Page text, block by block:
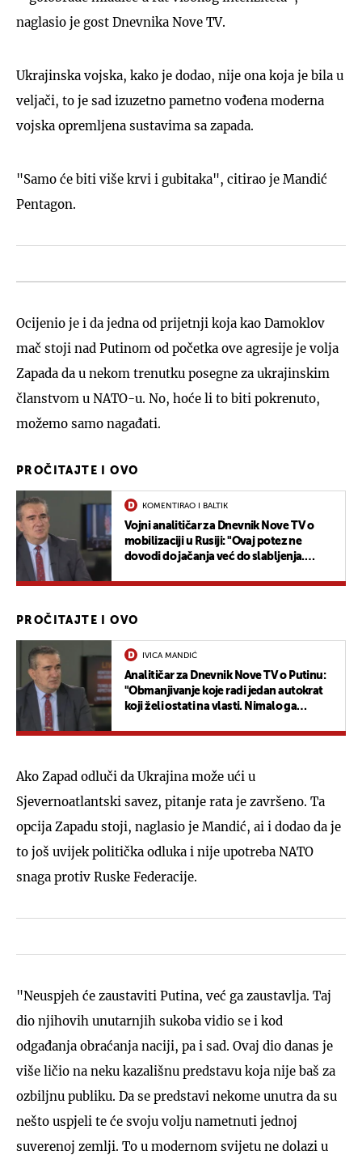
naglasio je gost Dnevnika Nove TV.
Ukrajinska vojska, kako je dodao, nije ona koja je bila u
veljači, to je sad izuzetno pametno vođena moderna
vojska opremljena sustavima sa zapada.
"Samo će biti više krvi i gubitaka", citirao je Mandić
Pentagon.
Ocijenio je i da jedna od prijetnji koja kao Damoklov
mač stoji nad Putinom od početka ove agresije je volja
Zapada da u nekom trenutku posegne za ukrajinskim
članstvom u NATO-u. No, hoće li to biti pokrenuto,
možemo samo nagađati.
PROČITAJTE I OVO
KOMENTIRAO I BALTIK
Vojni analitičar za Dnevnik Nove TV o
mobilizaciji u Rusiji: "Ovaj potez ne
dovodi do jačanja već do slabljenja.
PROČITAJTE I OVO
IVICA MANDIĆ
Analitičar za Dnevnik Nove TV o Putinu:
"Obmanjivanje koje radi jedan autokrat
koji želi ostati na vlasti. Nimalo ga
Ako Zapad odluči da Ukrajina može ući u
Sjevernoatlantski savez, pitanje rata je završeno. Ta
opcija Zapadu stoji, naglasio je Mandić, ai i dodao da je
to još uvijek politička odluka i nije upotreba NATO
snaga protiv Ruske Federacije.
"Neuspjeh će zaustaviti Putina, već ga zaustavlja. Taj
dio njihovih unutarnjih sukoba vidio se i kod
odgađanja obraćanja naciji, pa i sad. Ovaj dio danas je
više ličio na neku kazališnu predstavu koja nije baš za
ozbiljnu publiku. Da se predstavi nekome unutra da su
nešto uspjeli te će svoju volju nametnuti jednoj
suverenoj zemlji. To u modernom svijetu ne dolazi u